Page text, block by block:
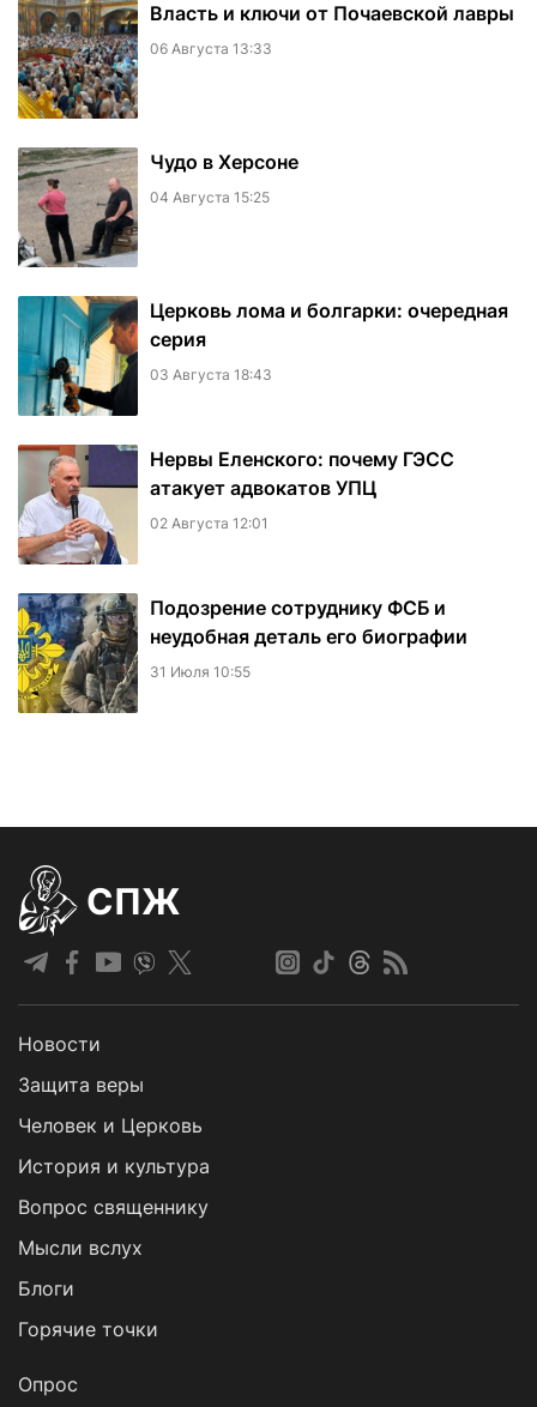
Власть и ключи от Почаевской лавры
06 Августа 13:33
Чудо в Херсоне
04 Августа 15:25
Церковь лома и болгарки: очередная
серия
03 Августа 18:43
Нервы Еленского: почему ГЭСС
атакует адвокатов УПЦ
02 Августа 12:01
Подозрение сотруднику ФСБ и
неудобная деталь его биографии
31 Июля 10:55
СПЖ
Новости
Защита веры
Человек и Церковь
История и культура
Вопрос священнику
Мысли вслух
Блоги
Горячие точки
Опрос